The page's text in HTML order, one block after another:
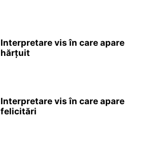
Interpretare vis în care apare
hărțuit
Interpretare vis în care apare
felicitări